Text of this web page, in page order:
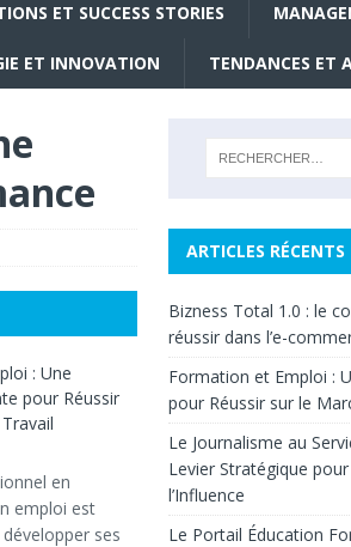
ET SUCCESS STORIES
ET INNOVATION TENDANCES ET
: Une
pour Réussir
en
emploi est
ses
ARTICLES RÉCENTS
Bizness Total 1.0 : le
réussir dans l’e-
Formation et Emploi :
pour Réussir sur le
Le Journalisme au
Levier Stratégique
l’Influence
Le Portail Éducation